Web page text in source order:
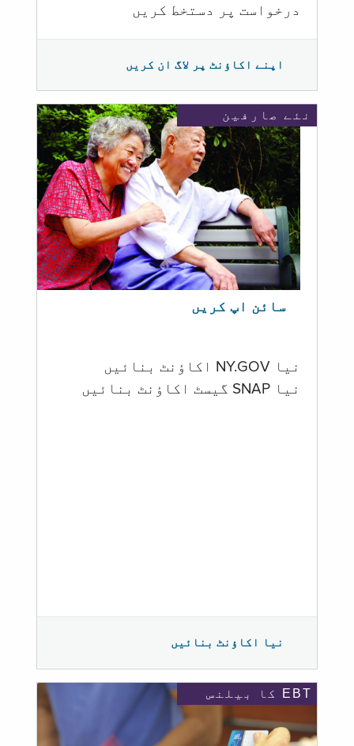
درخواست پر دستخط کریں
اپنے اکاؤنٹ پر لاگ ان کریں
نئے صارفین
سائن اپ کریں
نیا NY.GOV اکاؤنٹ بنائیں
نیا SNAP گیسٹ اکاؤنٹ بنائیں
نیا اکاؤنٹ بنائیں
EBT کا بیلنس